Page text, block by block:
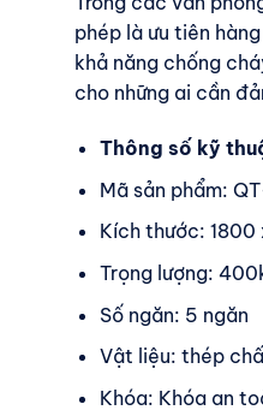
phép là ưu tiên
khả năng chống
cho những ai cần
Thông số kỹ
Mã sản phẩm:
Kích thước: 1800
Trọng lượng:
Số ngăn: 5 ngăn
Vật liệu: thép
Khóa: Khóa an